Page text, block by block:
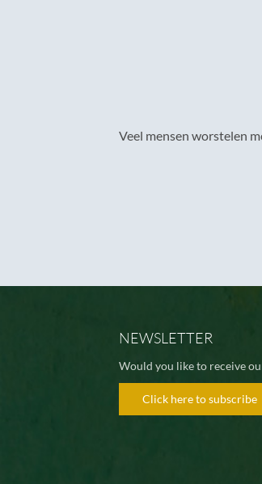
Veel mensen worstelen
NEWSLETTER
Would you like to receive
Click here to subscribe